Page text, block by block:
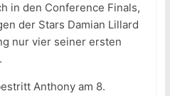
in den Conference Finals,
der Stars Damian Lillard
nur vier seiner ersten
Anthony am 8.